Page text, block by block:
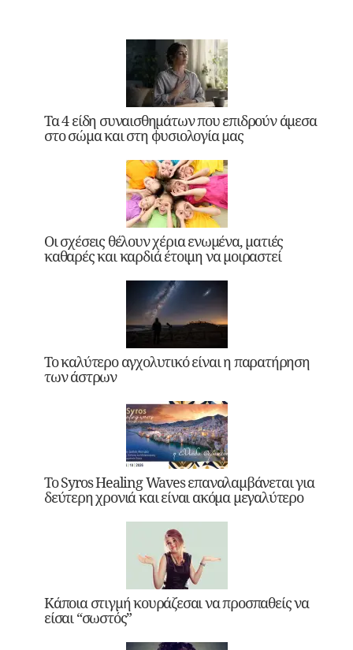
Τα 4 είδη συναισθημάτων που επιδρούν άμεσα
στο σώμα και στη φυσιολογία μας
Οι σχέσεις θέλουν χέρια ενωμένα, ματιές
καθαρές και καρδιά έτοιμη να μοιραστεί
Το καλύτερο αγχολυτικό είναι η παρατήρηση
των άστρων
Το Syros Healing Waves επαναλαμβάνεται για
δεύτερη χρονιά και είναι ακόμα μεγαλύτερο
Κάποια στιγμή κουράζεσαι να προσπαθείς να
είσαι “σωστός”